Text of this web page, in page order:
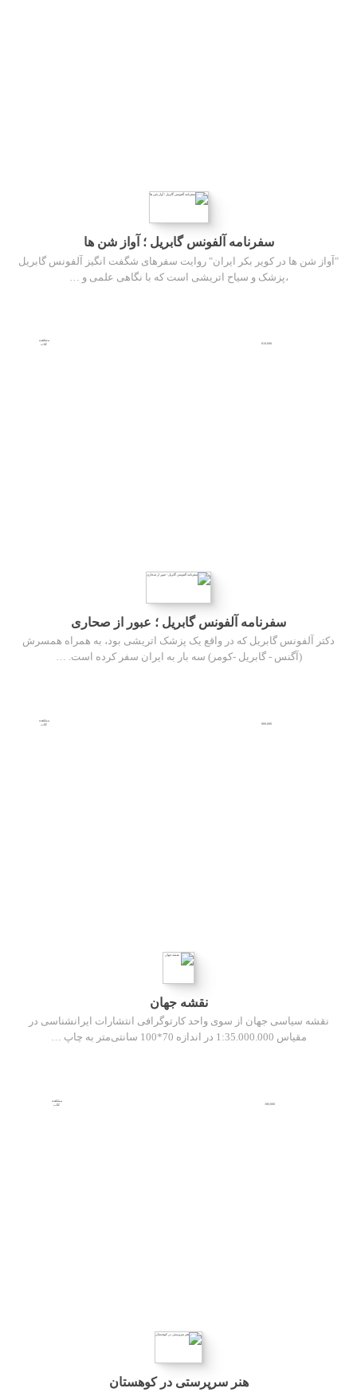
سفرنامه آلفونس گابریل ؛ آواز شن ها
"آواز شن ها در کویر بکر ایران" روایت سفرهای شگفت انگیز آلفونس گابریل
،‌پزشک و سیاح اتریشی است که با نگاهی علمی و …
810,000
مشاهده
کتاب
سفرنامه آلفونس گابریل ؛ عبور از صحاری
دکتر آلفونس گابریل که در واقع یک پزشک اتریشی بود، به همراه همسرش
(آگنس - گابریل -کومر) سه بار به ایران سفر کرده است. …
880,000
مشاهده
کتاب
نقشه جهان
نقشه سیاسی جهان از سوی واحد کارتوگرافی انتشارات ایرانشناسی در
مقیاس 1:35.000.000 در اندازه 70*100 سانتی‌متر به چاپ …
300,000
مشاهده
کتاب
هنر سرپرستی در کوهستان